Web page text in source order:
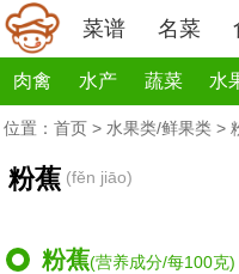
菜谱 名菜
肉禽 水产 蔬菜 水
位置： 首页 > 水果类/鲜果类 >
粉蕉 (fěn jiāo)
粉蕉(营养成分/每100克)